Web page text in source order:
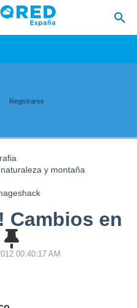
Registrarse
y montaña
Cambios en
00:40:17 AM